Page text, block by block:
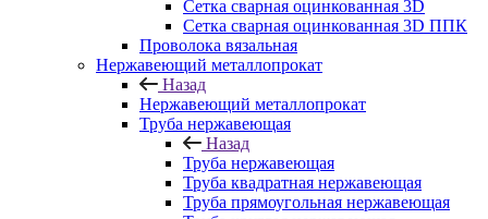
Сетка сварная оцинкованная 3D
Сетка сварная оцинкованная 3D ППК
Проволока вязальная
Нержавеющий металлопрокат
Назад
Нержавеющий металлопрокат
Труба нержавеющая
Назад
Труба нержавеющая
Труба квадратная нержавеющая
Труба прямоугольная нержавеющая